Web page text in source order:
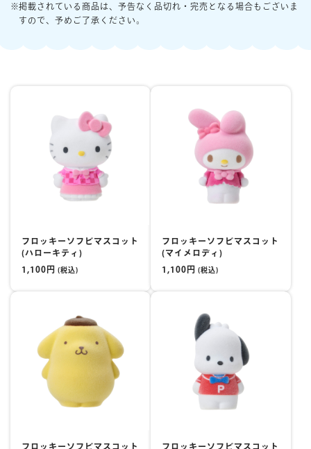
公式SNS／アプリ
イベント
掲載されている商品は、予告なく品切れ・完売となる場合もございま
すので、予めご了承ください。
フロッキーソフビマスコット
(ハローキティ)
1,100円 (税込)
フロッキーソフビマスコット
(マイメロディ)
1,100円 (税込)
フロッキーソフビマスコット
フロッキーソフビマスコット